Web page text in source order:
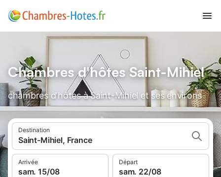
Chambres d'hôtes Saint-Mihiel
chambres d'hôtes à Saint-Mihiel et ses environs
Destination
Saint-Mihiel, France
Arrivée
sam. 15/08
Départ
sam. 22/08